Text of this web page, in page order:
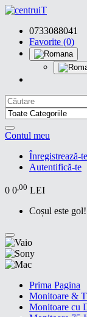
0733088041
Favorite (0)
Contul meu
Înregistrează-te
Autentifică-te
0 0,00 LEI
Coșul este gol!
Prima Pagina
Monitoare &
Monitoare cu